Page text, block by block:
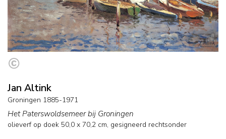
Jan Altink
Groningen 1885-1971
Het Paterswoldsemeer bij Groningen
olieverf op doek 50,0 x 70,2 cm, gesigneerd rechtsonder